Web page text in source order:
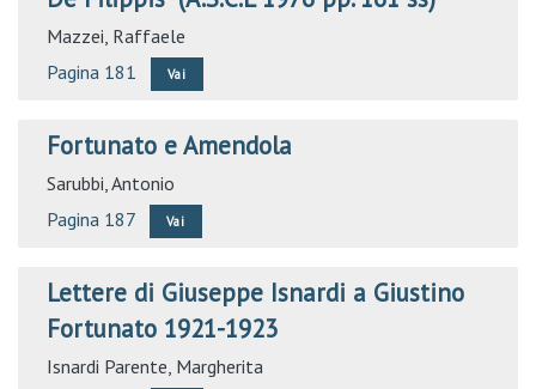
Mazzei, Raffaele
Pagina 181
Vai
Fortunato e Amendola
Sarubbi, Antonio
Pagina 187
Vai
Lettere di Giuseppe Isnardi a Giustino
Fortunato 1921-1923
Isnardi Parente, Margherita